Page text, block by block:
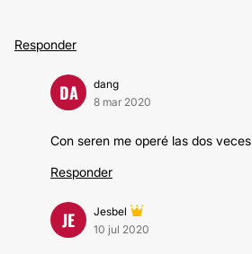
Responder
DA
dang
8 mar 2020
Con seren me operé las dos veces
Responder
JE
Jesbel
10 jul 2020